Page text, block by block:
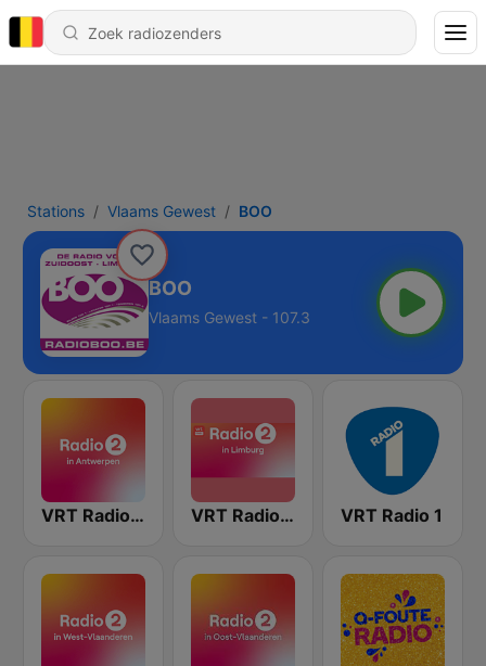
Stations Vlaams Gewest BOO
BOO
Vlaams Gewest - 107.3
VRT Radio 2 Antwerpen VRT Radio 2 Limburg VRT Radio 1